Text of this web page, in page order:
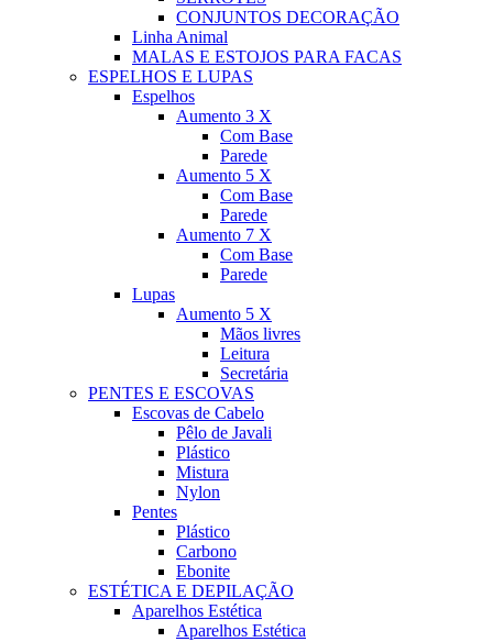
CONJUNTOS DECORAÇÃO
Linha Animal
MALAS E ESTOJOS PARA FACAS
ESPELHOS E LUPAS
Espelhos
Aumento 3 X
Com Base
Parede
Aumento 5 X
Com Base
Parede
Aumento 7 X
Com Base
Parede
Lupas
Aumento 5 X
Mãos livres
Leitura
Secretária
PENTES E ESCOVAS
Escovas de Cabelo
Pêlo de Javali
Plástico
Mistura
Nylon
Pentes
Plástico
Carbono
Ebonite
ESTÉTICA E DEPILAÇÃO
Aparelhos Estética
Aparelhos Estética